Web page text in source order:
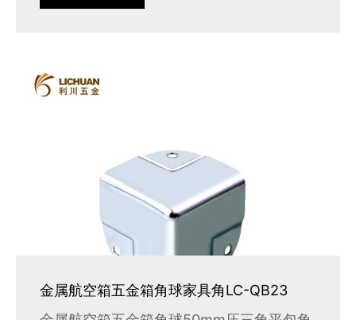
金属航空箱五金箱角球家具角LC-QB23